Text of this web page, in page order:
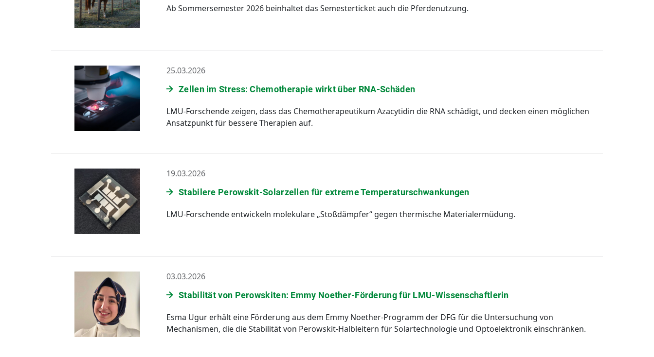
Ab Sommersemester 2026 beinhaltet das Semesterticket auch die Pferdenutzung.
25.03.2026
Zellen im Stress: Chemotherapie wirkt über RNA-Schäden
LMU-Forschende zeigen, dass das Chemotherapeutikum Azacytidin die RNA schädigt, und decken einen möglichen
Ansatzpunkt für bessere Therapien auf.
19.03.2026
Stabilere Perowskit-Solarzellen für extreme Temperaturschwankungen
LMU-Forschende entwickeln molekulare „Stoßdämpfer“ gegen thermische Materialermüdung.
03.03.2026
Stabilität von Perowskiten: Emmy Noether-Förderung für LMU-Wissenschaftlerin
Esma Ugur erhält eine Förderung aus dem Emmy Noether-Programm der DFG für die Untersuchung von
Mechanismen, die die Stabilität von Perowskit-Halbleitern für Solartechnologie und Optoelektronik einschränken.